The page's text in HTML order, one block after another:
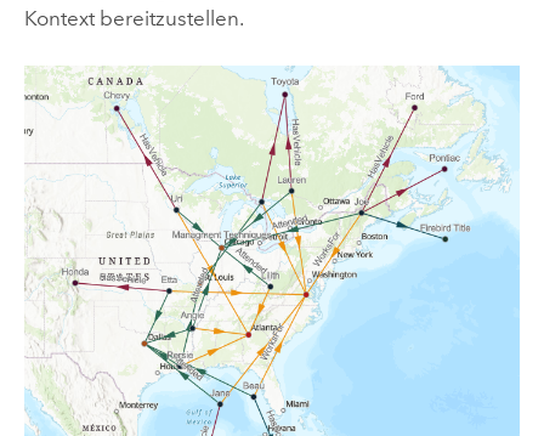
Kontext bereitzustellen.